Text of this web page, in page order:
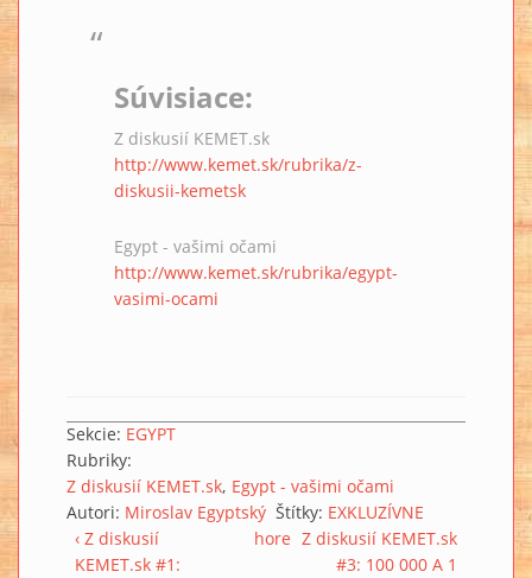
Súvisiace:
Z diskusií KEMET.sk
http://www.kemet.sk/rubrika/z-
diskusii-kemetsk
Egypt - vašimi očami
http://www.kemet.sk/rubrika/egypt-
vasimi-ocami
Sekcie: EGYPT
Rubriky:
Z diskusií KEMET.sk Egypt - vašimi očami
Autori: Miroslav Egyptský Štítky: EXKLUZÍVNE
‹ Z diskusií
KEMET.sk #1:
hore Z diskusií KEMET.sk
#3: 100 000 A 1